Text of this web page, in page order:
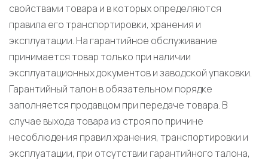
свойствами товара и в которых определяются
правила его транспортировки, хранения и
эксплуатации. На гарантийное обслуживание
принимается товар только при наличии
эксплуатационных документов и заводской упаковки.
Гарантийный талон в обязательном порядке
заполняется продавцом при передаче товара. В
случае выхода товара из строя по причине
несоблюдения правил хранения, транспортировки и
эксплуатации, при отсутствии гарантийного талона,